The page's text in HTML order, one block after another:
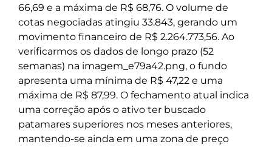
66,69 e a máxima de R$ 68,76. O volume de
cotas negociadas atingiu 33.843, gerando um
movimento financeiro de R$ 2.264.773,56. Ao
verificarmos os dados de longo prazo (52
semanas) na imagem_e79a42.png, o fundo
apresenta uma mínima de R$ 47,22 e uma
máxima de R$ 87,99. O fechamento atual indica
uma correção após o ativo ter buscado
patamares superiores nos meses anteriores,
mantendo-se ainda em uma zona de preço